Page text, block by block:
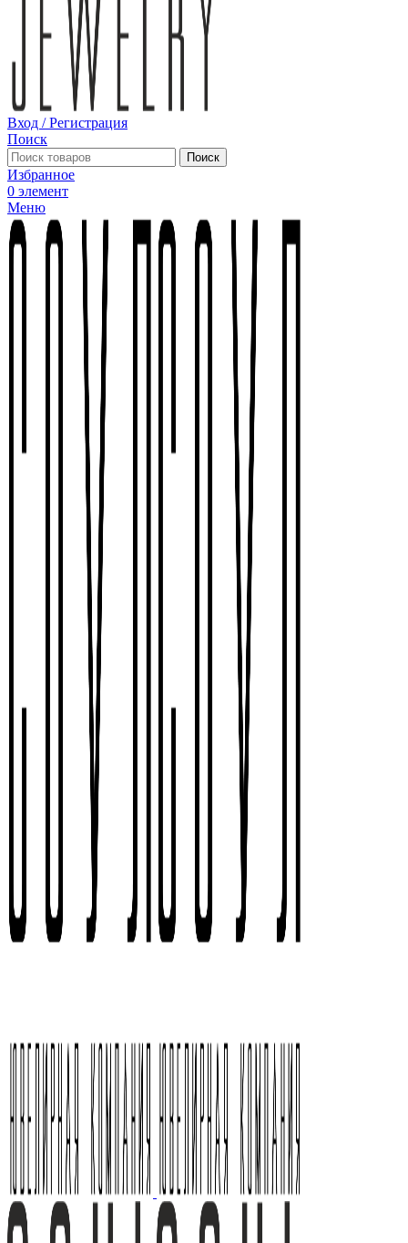
Вход / Регистрация
Поиск
Поиск
Избранное
0 элемент
Меню